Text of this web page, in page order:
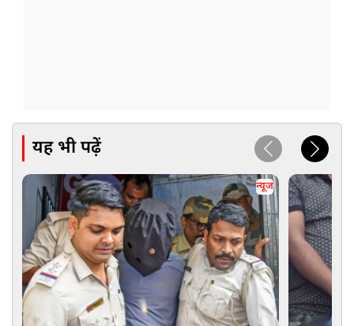
यह भी पढ़ें
न्यूज